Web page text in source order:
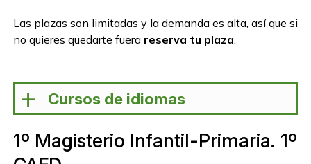
Las plazas son limitadas y la demanda es alta, así que si
no quieres quedarte fuera reserva tu plaza
Cursos de idiomas
1º Magisterio Infantil-Primaria. 1º